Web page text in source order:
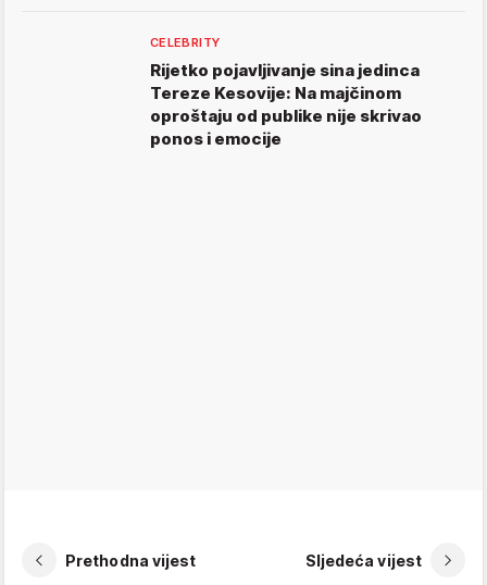
CELEBRITY
Rijetko pojavljivanje sina jedinca
Tereze Kesovije: Na majčinom
oproštaju od publike nije skrivao
ponos i emocije
Prethodna vijest Sljedeća vijest